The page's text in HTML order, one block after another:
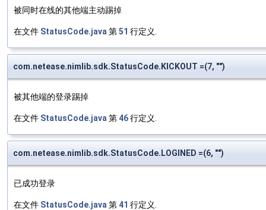
被同时在线的其他端主动踢掉
在文件 StatusCode.java 第51 行定义.
com.netease.nimlib.sdk.StatusCode.KICKOUT =(7, "")
被其他端的登录踢掉
在文件 StatusCode.java 第 46行定义.
com.netease.nimlib.sdk.StatusCode.LOGINED =(6, "")
已成功登录
在文件 StatusCode.java 第 41 行定义.